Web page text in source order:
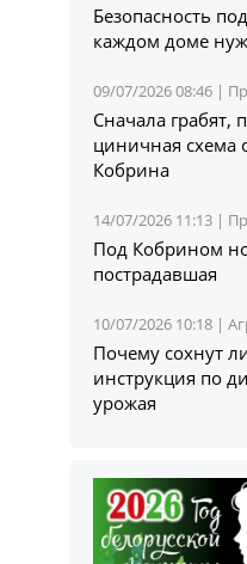
Безопасность
каждом доме
09/07/2026 08:46 |
Сначала грабят,
циничная схема
Кобрина
14/07/2026 11:13 |
Под Кобрином
пострадавшая
10/07/2026 10:18 |
Почему сохнут
инструкция по
урожая